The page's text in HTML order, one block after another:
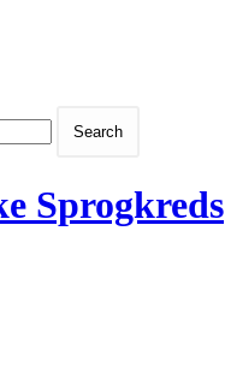
Sprogkreds